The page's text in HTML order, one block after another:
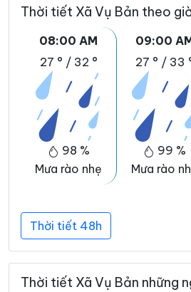
Thời tiết Xã Vụ Bản theo
08:00 AM
27 ° / 32 °
98 %
Mưa rào nhẹ
09:00
27 ° / 33
99 %
Mưa rào
Thời tiết 48h
Thời tiết Xã Vụ Bản những